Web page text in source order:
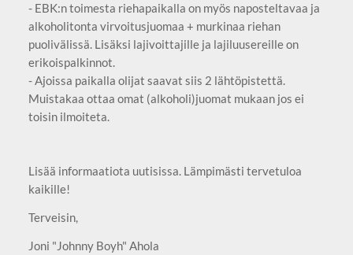
- EBK:n toimesta riehapaikalla on myös naposteltavaa ja
alkoholitonta virvoitusjuomaa + murkinaa riehan
puolivälissä. Lisäksi lajivoittajille ja lajiluusereille on
erikoispalkinnot.
- Ajoissa paikalla olijat saavat siis 2 lähtöpistettä.
Muistakaa ottaa omat (alkoholi)juomat mukaan jos ei
toisin ilmoiteta.
Lisää informaatiota uutisissa. Lämpimästi tervetuloa
kaikille!
Terveisin,
Joni "Johnny Boyh" Ahola